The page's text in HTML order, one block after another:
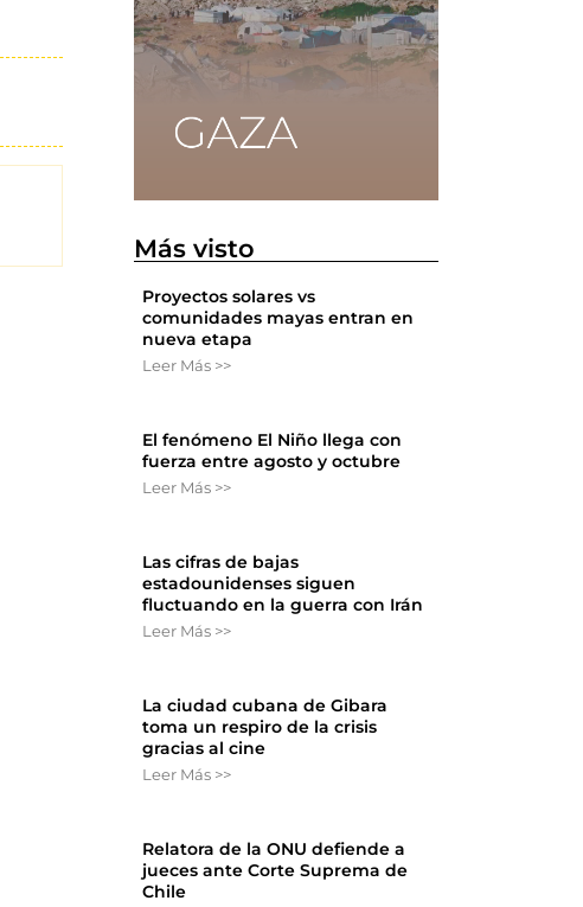
Más visto
Proyectos solares vs
comunidades mayas entran en
nueva etapa
Leer Más >>
El fenómeno El Niño llega con
fuerza entre agosto y octubre
Leer Más >>
Las cifras de bajas
estadounidenses siguen
fluctuando en la guerra con Irán
Leer Más >>
La ciudad cubana de Gibara
toma un respiro de la crisis
gracias al cine
Leer Más >>
Relatora de la ONU defiende a
jueces ante Corte Suprema de
Chile